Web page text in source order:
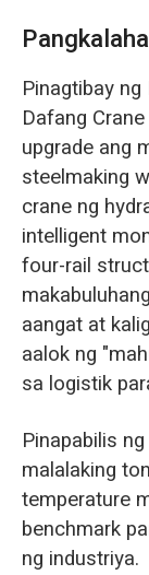
Pinagtibay
Dafang Crane
upgrade ang
steelmaking
crane ng
intelligent
four-rail
aangat at
aalok ng
sa logistik
Pinapabilis
malalaking
temperature
benchmark
ng industriya.